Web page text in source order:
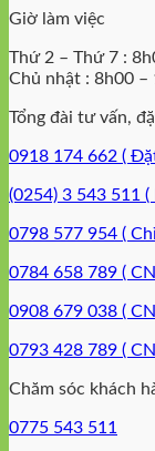
Giờ làm việc
Thứ 2 – Thứ 7 :
Chủ nhật : 8h00 –
Tổng đài tư vấn,
0918 174 662 (
(0254) 3 543 511
0798 577 954 (
0784 658 789 (
0908 679 038 (
0793 428 789 (
Chăm sóc khách
0775 543 511